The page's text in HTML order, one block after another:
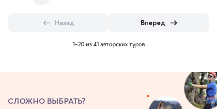
Назад Вперед
1–20 из 41 авторских туров
СЛОЖНО ВЫБРАТЬ?